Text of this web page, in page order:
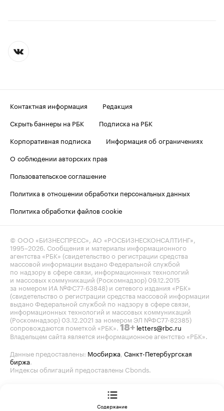
Контактная информация
Редакция
Скрыть баннеры на РБК
Подписка на РБК
Корпоративная подписка
Информация об ограничениях
О соблюдении авторских прав
Пользовательское соглашение
Политика в отношении обработки персональных данных
Политика обработки файлов cookie
© ООО «БИЗНЕСПРЕСС», АО «РОСБИЗНЕСКОНСАЛТИНГ»,
1995–2026 . Сообщения и материалы информационного
агентства «РБК» (свидетельство о регистрации средства
массовой информации выдано Федеральной службой
по надзору в сфере связи, информационных технологий
и массовых коммуникаций (Роскомнадзор) 09.12.2015
за номером ИА №ФС77-63848) и сетевого издания «РБК»
(свидетельство о регистрации средства массовой информации
выдано Федеральной службой по надзору в сфере связи,
информационных технологий и массовых коммуникаций
(Роскомнадзор) 03.12.2021 за номером ЭЛ №ФС77-82385)
сопровождаются пометкой «РБК». 18+ letters@rbc.ru
Владельцем сайта является информационное агентство «РБК».
Данные предоставлены: Мосбиржа Санкт-Петербургская
биржа
Индексы облигаций предоставлены Cbonds.
Содержание